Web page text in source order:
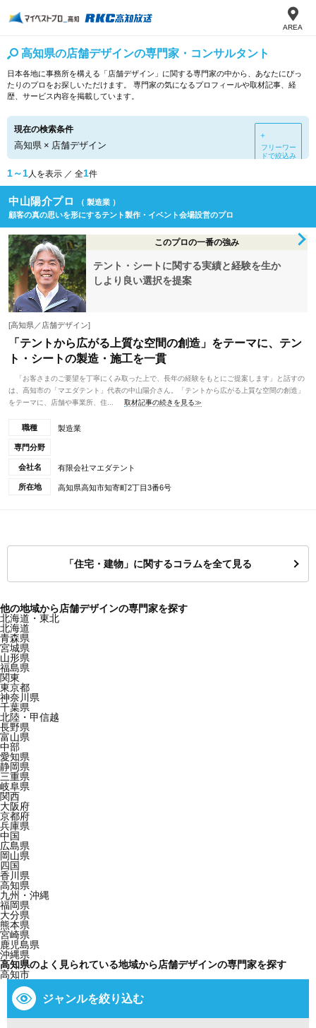
AREA
高知県の店舗デザインの専門家・コンサルタント
日本各地に事務所を構える「店舗デザイン」に関する専門家の中から、あなたにぴっ
たりのプロをお探しいただけます。 専門家の気になるプロフィールや取材記事、経
歴、サービス内容を掲載しています。
現在の検索条件
高知県 × 店舗デザイン
＋
フリーワー
ドで絞込み
1～1人を表示 ／ 全1件
中山陽介プロ
（ 製造業 ）
顧客の真の思いを形にするテント製作・イベント会場設営のプロ
このプロの一番の強み
テント・シートに関する実績と経験を生か
しより良い選択を提案
[高知県／店舗デザイン]
「テントから広がる上質な空間の創造」をテーマに、テン
ト・シートの製造・施工を一貫
「お客さまのご要望を丁寧にくみ取った上で、長年の経験をもとにご提案します」と話すの
は、高知市の「マエダテント」代表の中山陽介さん。「テントから広がる上質な空間の創造」
をテーマに、店舗や事業所、住...
取材記事の続きを見る≫
職種 製造業
専門分野
会社名 有限会社マエダテント
所在地 高知県高知市知寄町2丁目3番6号
「住宅・建物」に関するコラムを全て見る
他の地域から店舗デザインの専門家を探す
北海道・東北
北海道
青森県
宮城県
山形県
福島県
関東
東京都
神奈川県
千葉県
北陸・甲信越
長野県
富山県
中部
愛知県
静岡県
三重県
岐阜県
関西
大阪府
京都府
兵庫県
中国
広島県
岡山県
四国
香川県
高知県
九州・沖縄
福岡県
大分県
熊本県
宮崎県
鹿児島県
沖縄県
高知県のよく見られている地域から店舗デザインの専門家を探す
高知市
ジャンルを絞り込む